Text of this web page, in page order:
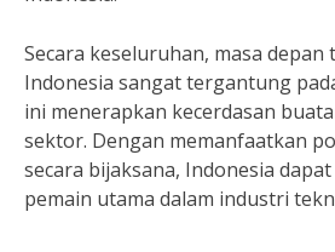
Secara keseluruhan, masa depan
Indonesia sangat tergantung
ini menerapkan kecerdasan
sektor. Dengan memanfaatkan
secara bijaksana, Indonesia
pemain utama dalam industri